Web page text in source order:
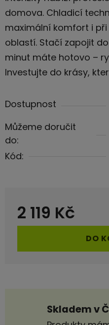
domova. Chladicí
maximální komfort i
oblastí. Stačí zapojit
minut máte hotovo –
Investujte do krásy,
Dostupnost
Můžeme doručit
do:
Kód:
2 119 Kč
Měrná cena:
DO
Skladem v